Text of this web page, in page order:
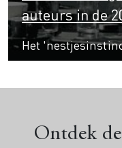
auteurs in de
Het
Ontdek